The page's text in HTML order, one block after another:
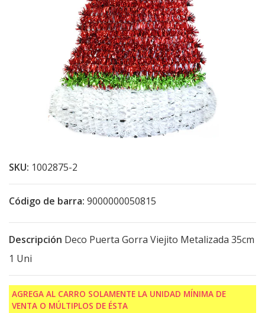
SKU: 1002875-2
Código de barra: 9000000050815
Descripción Deco Puerta Gorra Viejito Metalizada 35cm
1 Uni
AGREGA AL CARRO SOLAMENTE LA UNIDAD MÍNIMA DE
VENTA O MÚLTIPLOS DE ÉSTA